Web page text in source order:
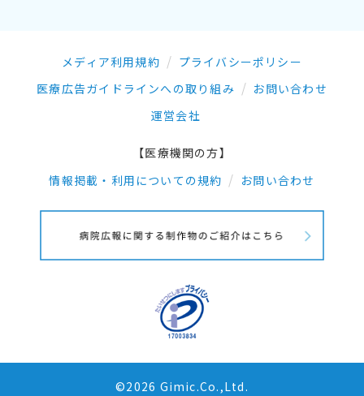
メディア利用規約
プライバシーポリシー
医療広告ガイドラインへの取り組み
お問い合わせ
運営会社
【医療機関の方】
情報掲載・利用についての規約
お問い合わせ
©2026 Gimic.Co.,Ltd.